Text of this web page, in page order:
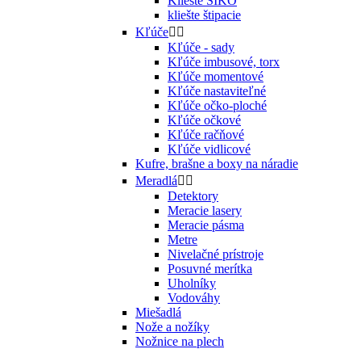
kliešte štipacie
Kľúče 
Kľúče - sady
Kľúče imbusové, torx
Kľúče momentové
Kľúče nastaviteľné
Kľúče očko-ploché
Kľúče očkové
Kľúče račňové
Kľúče vidlicové
Kufre, brašne a boxy na náradie
Meradlá 
Detektory
Meracie lasery
Meracie pásma
Metre
Nivelačné prístroje
Posuvné merítka
Uholníky
Vodováhy
Miešadlá
Nože a nožíky
Nožnice na plech